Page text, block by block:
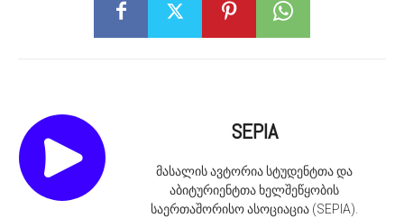
SEPIA
მასალის ავტორია სტუდენტთა და
აბიტურიენტთა ხელშეწყობის
საერთაშორისო ასოციაცია (SEPIA).